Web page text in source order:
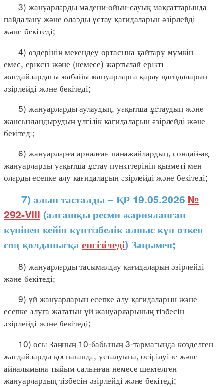
3) жануарларды мәдени-ойын-сауық мақсаттарында
пайдалану және оларды ұстау қағидаларын әзірлейді
және бекітеді;
4) өздерінің мекендеу ортасына қайтару мүмкін
емес, еріксіз және (немесе) жартылай ерікті
жағдайлардағы жабайы жануарларға қарау қағидаларын
әзірлейді және бекітеді;
5) жануарларды аулаудың, уақытша ұстаудың және
жансыздандырудың үлгілік қағидаларын әзірлейді және
бекітеді;
6) жануарларға арналған панажайлардың, сондай-ақ
жануарларды уақытша ұстау пункттерінің қызметі мен
оларды есепке алу қағидаларын әзірлейді және бекітеді;
7) алып тасталды – ҚР 19.05.2026 №
292-VIII (алғашқы ресми жарияланған
күнінен кейін күнтізбелік алпыс күн өткен
соң қолданысқа енгізіледі) Заңымен;
8) жануарларды тасымалдау қағидаларын әзірлейді
және бекітеді;
9) үй жануарларын есепке алу қағидаларын және
есепке алуға жататын үй жануарларының тізбесін
әзірлейді және бекітеді;
10) осы Заңның 10-бабының 3-тармағында көзделген
жағдайларды қоспағанда, ұсталуына, өсірілуіне және
айналымына тыйым салынған немесе шектелген
жануарлардың тізбесін әзірлейді және бекітеді;